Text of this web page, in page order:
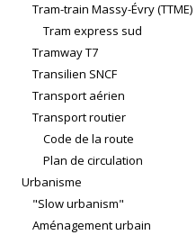
Tram-train Massy-Évry (TTME)
Tram express sud
Tramway T7
Transilien SNCF
Transport aérien
Transport routier
Code de la route
Plan de circulation
Urbanisme
"Slow urbanism"
Aménagement urbain